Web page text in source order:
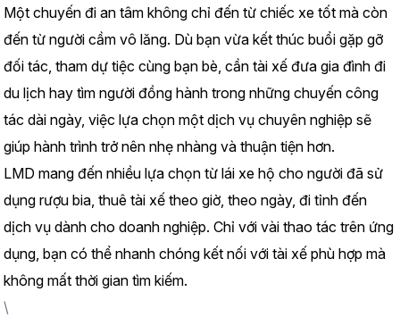
Một chuyến đi an tâm không chỉ đến từ chiếc xe tốt mà còn
đến từ người cầm vô lăng. Dù bạn vừa kết thúc buổi gặp gỡ
đối tác, tham dự tiệc cùng bạn bè, cần tài xế đưa gia đình đi
du lịch hay tìm người đồng hành trong những chuyến công
tác dài ngày, việc lựa chọn một dịch vụ chuyên nghiệp sẽ
giúp hành trình trở nên nhẹ nhàng và thuận tiện hơn.
LMD mang đến nhiều lựa chọn từ lái xe hộ cho người đã sử
dụng rượu bia, thuê tài xế theo giờ, theo ngày, đi tỉnh đến
dịch vụ dành cho doanh nghiệp. Chỉ với vài thao tác trên ứng
dụng, bạn có thể nhanh chóng kết nối với tài xế phù hợp mà
không mất thời gian tìm kiếm.
\